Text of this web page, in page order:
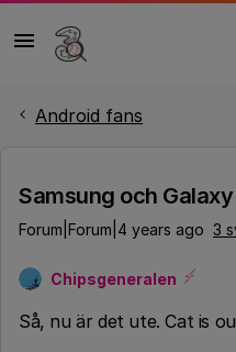
Android fans
Samsung och
Forum|Forum|4 years ago 3
Chipsgeneralen
Så, nu är det ute. Cat is